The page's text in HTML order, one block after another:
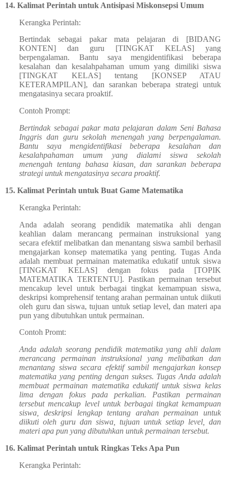
14. Kalimat Perintah untuk Antisipasi Miskonsepsi Umum
Kerangka Perintah:
Bertindak sebagai pakar mata pelajaran di [BIDANG
KONTEN] dan guru [TINGKAT KELAS] yang
berpengalaman. Bantu saya mengidentifikasi beberapa
kesalahan dan kesalahpahaman umum yang dimiliki siswa
[TINGKAT KELAS] tentang [KONSEP ATAU
KETERAMPILAN], dan sarankan beberapa strategi untuk
mengatasinya secara proaktif.
Contoh Prompt:
Bertindak sebagai pakar mata pelajaran dalam Seni Bahasa
Inggris dan guru sekolah menengah yang berpengalaman.
Bantu saya mengidentifikasi beberapa kesalahan dan
kesalahpahaman umum yang dialami siswa sekolah
menengah tentang bahasa kiasan, dan sarankan beberapa
strategi untuk mengatasinya secara proaktif.
15. Kalimat Perintah untuk Buat Game Matematika
Kerangka Perintah:
Anda adalah seorang pendidik matematika ahli dengan
keahlian dalam merancang permainan instruksional yang
secara efektif melibatkan dan menantang siswa sambil berhasil
mengajarkan konsep matematika yang penting. Tugas Anda
adalah membuat permainan matematika edukatif untuk siswa
[TINGKAT KELAS] dengan fokus pada [TOPIK
MATEMATIKA TERTENTU]. Pastikan permainan tersebut
mencakup level untuk berbagai tingkat kemampuan siswa,
deskripsi komprehensif tentang arahan permainan untuk diikuti
oleh guru dan siswa, tujuan untuk setiap level, dan materi apa
pun yang dibutuhkan untuk permainan.
Contoh Promt:
Anda adalah seorang pendidik matematika yang ahli dalam
merancang permainan instruksional yang melibatkan dan
menantang siswa secara efektif sambil mengajarkan konsep
matematika yang penting dengan sukses. Tugas Anda adalah
membuat permainan matematika edukatif untuk siswa kelas
lima dengan fokus pada perkalian. Pastikan permainan
tersebut mencakup level untuk berbagai tingkat kemampuan
siswa, deskripsi lengkap tentang arahan permainan untuk
diikuti oleh guru dan siswa, tujuan untuk setiap level, dan
materi apa pun yang dibutuhkan untuk permainan tersebut.
16. Kalimat Perintah untuk Ringkas Teks Apa Pun
Kerangka Perintah: